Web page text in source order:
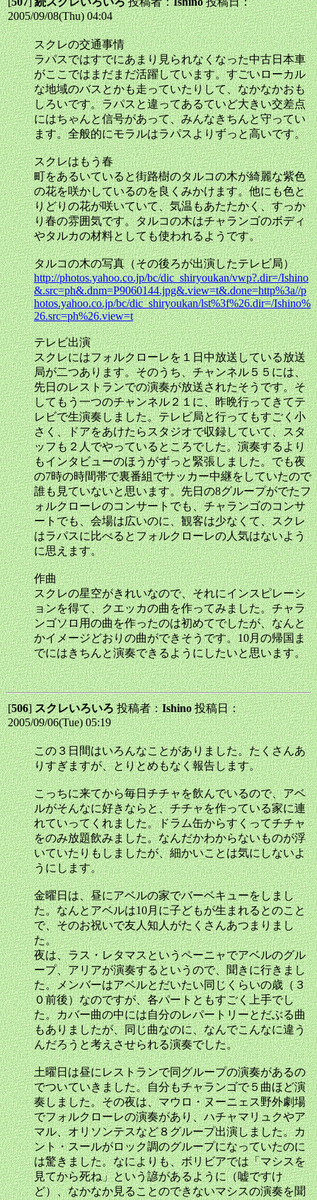
2005/09/08(Thu) 04:04
スクレの交通事情
ラパスではすでにあまり見られなくなった中古日本車
がここではまだまだ活躍しています。すごいローカル
な地域のバスとかも走っていたりして、なかなかおも
しろいです。ラパスと違ってあるていど大きい交差点
にはちゃんと信号があって、みんなきちんと守ってい
ます。全般的にモラルはラパスよりずっと高いです。
スクレはもう春
町をあるいていると街路樹のタルコの木が綺麗な紫色
の花を咲かしているのを良くみかけます。他にも色と
りどりの花が咲いていて、気温もあたたかく、すっか
り春の雰囲気です。タルコの木はチャランゴのボディ
やタルカの材料としても使われるようです。
タルコの木の写真（その後ろが出演したテレビ局）
http://photos.yahoo.co.jp/bc/dic_shiryoukan/vwp?.dir=/Ishino
&.src=ph&.dnm=P9060144.jpg&.view=t&.done=http%3a//p
hotos.yahoo.co.jp/bc/dic_shiryoukan/lst%3f%26.dir=/Ishino%
26.src=ph%26.view=t
テレビ出演
スクレにはフォルクローレを１日中放送している放送
局が二つあります。そのうち、チャンネル５５には、
先日のレストランでの演奏が放送されたそうです。そ
してもう一つのチャンネル２１に、昨晩行ってきてテ
レビで生演奏しました。テレビ局と行ってもすごく小
さく、ドアをあけたらスタジオで収録していて、スタ
ッフも２人でやっているところでした。演奏するより
もインタビューのほうがずっと緊張しました。でも夜
の7時の時間帯で裏番組でサッカー中継をしていたので
誰も見ていないと思います。先日の8グループがでたフ
ォルクローレのコンサートでも、チャランゴのコンサ
ートでも、会場は広いのに、観客は少なくて、スクレ
はラパスに比べるとフォルクローレの人気はないよう
に思えます。
作曲
スクレの星空がきれいなので、それにインスピレーシ
ョンを得て、クエッカの曲を作ってみました。チャラ
ンゴソロ用の曲を作ったのは初めてでしたが、なんと
かイメージどおりの曲ができそうです。10月の帰国ま
でにはきちんと演奏できるようにしたいと思います。
[506]スクレいろいろ投稿者：Ishino投稿日：
2005/09/06(Tue) 05:19
この３日間はいろんなことがありました。たくさんあ
りすぎますが、とりとめもなく報告します。
こっちに来てから毎日チチャを飲んでいるので、アベ
ルがそんなに好きならと、チチャを作っている家に連
れていってくれました。ドラム缶からすくってチチャ
をのみ放題飲みました。なんだかわからないものが浮
いていたりもしましたが、細かいことは気にしないよ
うにします。
金曜日は、昼にアベルの家でバーベキューをしまし
た。なんとアベルは10月に子どもが生まれるとのこと
で、そのお祝いで友人知人がたくさんあつまりまし
た。
夜は、ラス・レタマスというペーニャでアベルのグル
ープ、アリアが演奏するというので、聞きに行きまし
た。メンバーはアベルとだいたい同じくらいの歳（３
０前後）なのですが、各パートともすごく上手でし
た。カバー曲の中には自分のレパートリーとだぶる曲
もありましたが、同じ曲なのに、なんでこんなに違う
んだろうと考えさせられる演奏でした。
土曜日は昼にレストランで同グループの演奏があるの
でついていきました。自分もチャランゴで５曲ほど演
奏しました。その夜は、マウロ・ヌーニェス野外劇場
でフォルクローレの演奏があり、ハチャマリュクやア
マル、オリソンテスなど８グループ出演しました。カ
ント・スールがロック調のグループになっていたのに
は驚きました。なによりも、ボリビアでは「マシスを
見てから死ね」という諺があるように（嘘ですけ
ど）、なかなか見ることのできないマシスの演奏を聞